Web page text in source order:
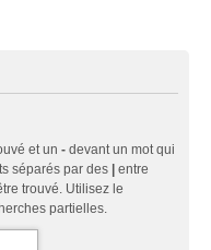
et un - devant un mot qui
séparés par des
entre
trouvé. Utilisez le
partielles.